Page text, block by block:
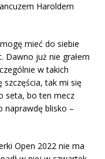
Haroldem
mieć do siebie
Dawno już nie grałem
w takich
szczęścia, tak mi się
seta, bo ten mecz
naprawdę blisko –
Open 2022 nie ma